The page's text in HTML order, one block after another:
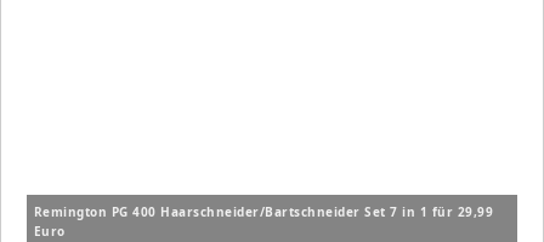
Remington PG 400 Haarschneider/Bartschneider Set 7 in 1 für 29,99
Euro